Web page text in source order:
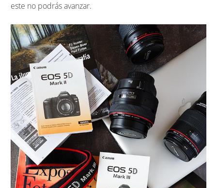
este no podrás avanzar.